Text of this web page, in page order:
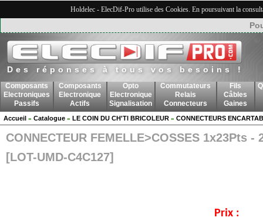
Holdelec - ElecDif-Pro utilise des Cookies. En poursuivant la
Des réponses à tous vos besoins !
Composants
Electroniques
Passifs
Composants
Electronique
Actifs
Opto
Electronique
Signalisation
Commutateurs
Relais
Connecteurs
Fils
Câbles
Gaines
Accueil » Catalogue » LE COIN DU CH'TI BRICOLEUR » CONNECTEURS
CONNECTEUR FEMELLE>COSSES 1x23Pts -
[LOT-UMD-C4C127]
Prix :